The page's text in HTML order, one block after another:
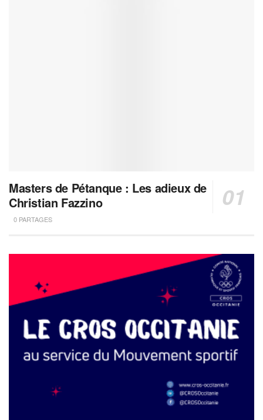
Masters de Pétanque : Les adieux de
Christian Fazzino
0 PARTAGES